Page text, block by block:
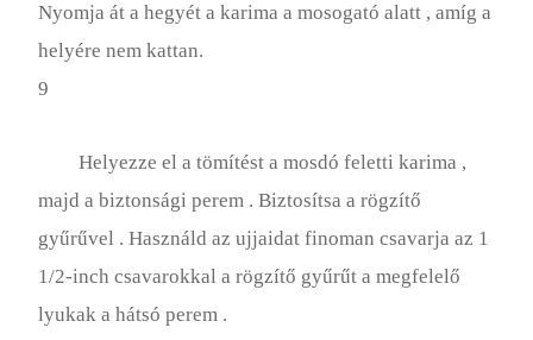
Nyomja át a hegyét a karima a mosogató alatt , amíg a
helyére nem kattan.
9
Helyezze el a tömítést a mosdó feletti karima ,
majd a biztonsági perem . Biztosítsa a rögzítő
gyűrűvel . Használd az ujjaidat finoman csavarja az 1
1/2-inch csavarokkal a rögzítő gyűrűt a megfelelő
lyukak a hátsó perem .